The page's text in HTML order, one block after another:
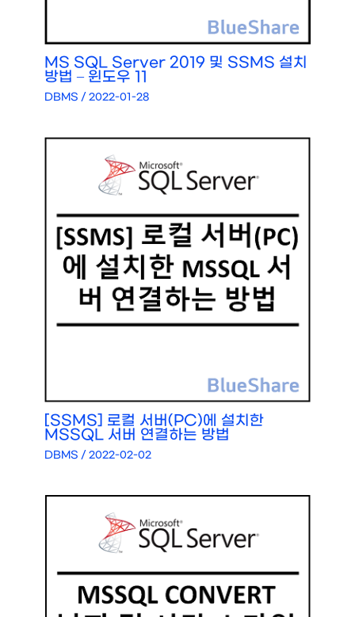
MS SQL Server 2019 및 SSMS 설치
방법 – 윈도우 11
DBMS /2022-01-28
[SSMS] 로컬 서버(PC)에 설치한
MSSQL 서버 연결하는 방법
DBMS /2022-02-02